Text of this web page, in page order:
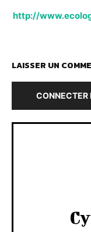
http://
LAISSER UN
CONNECTER